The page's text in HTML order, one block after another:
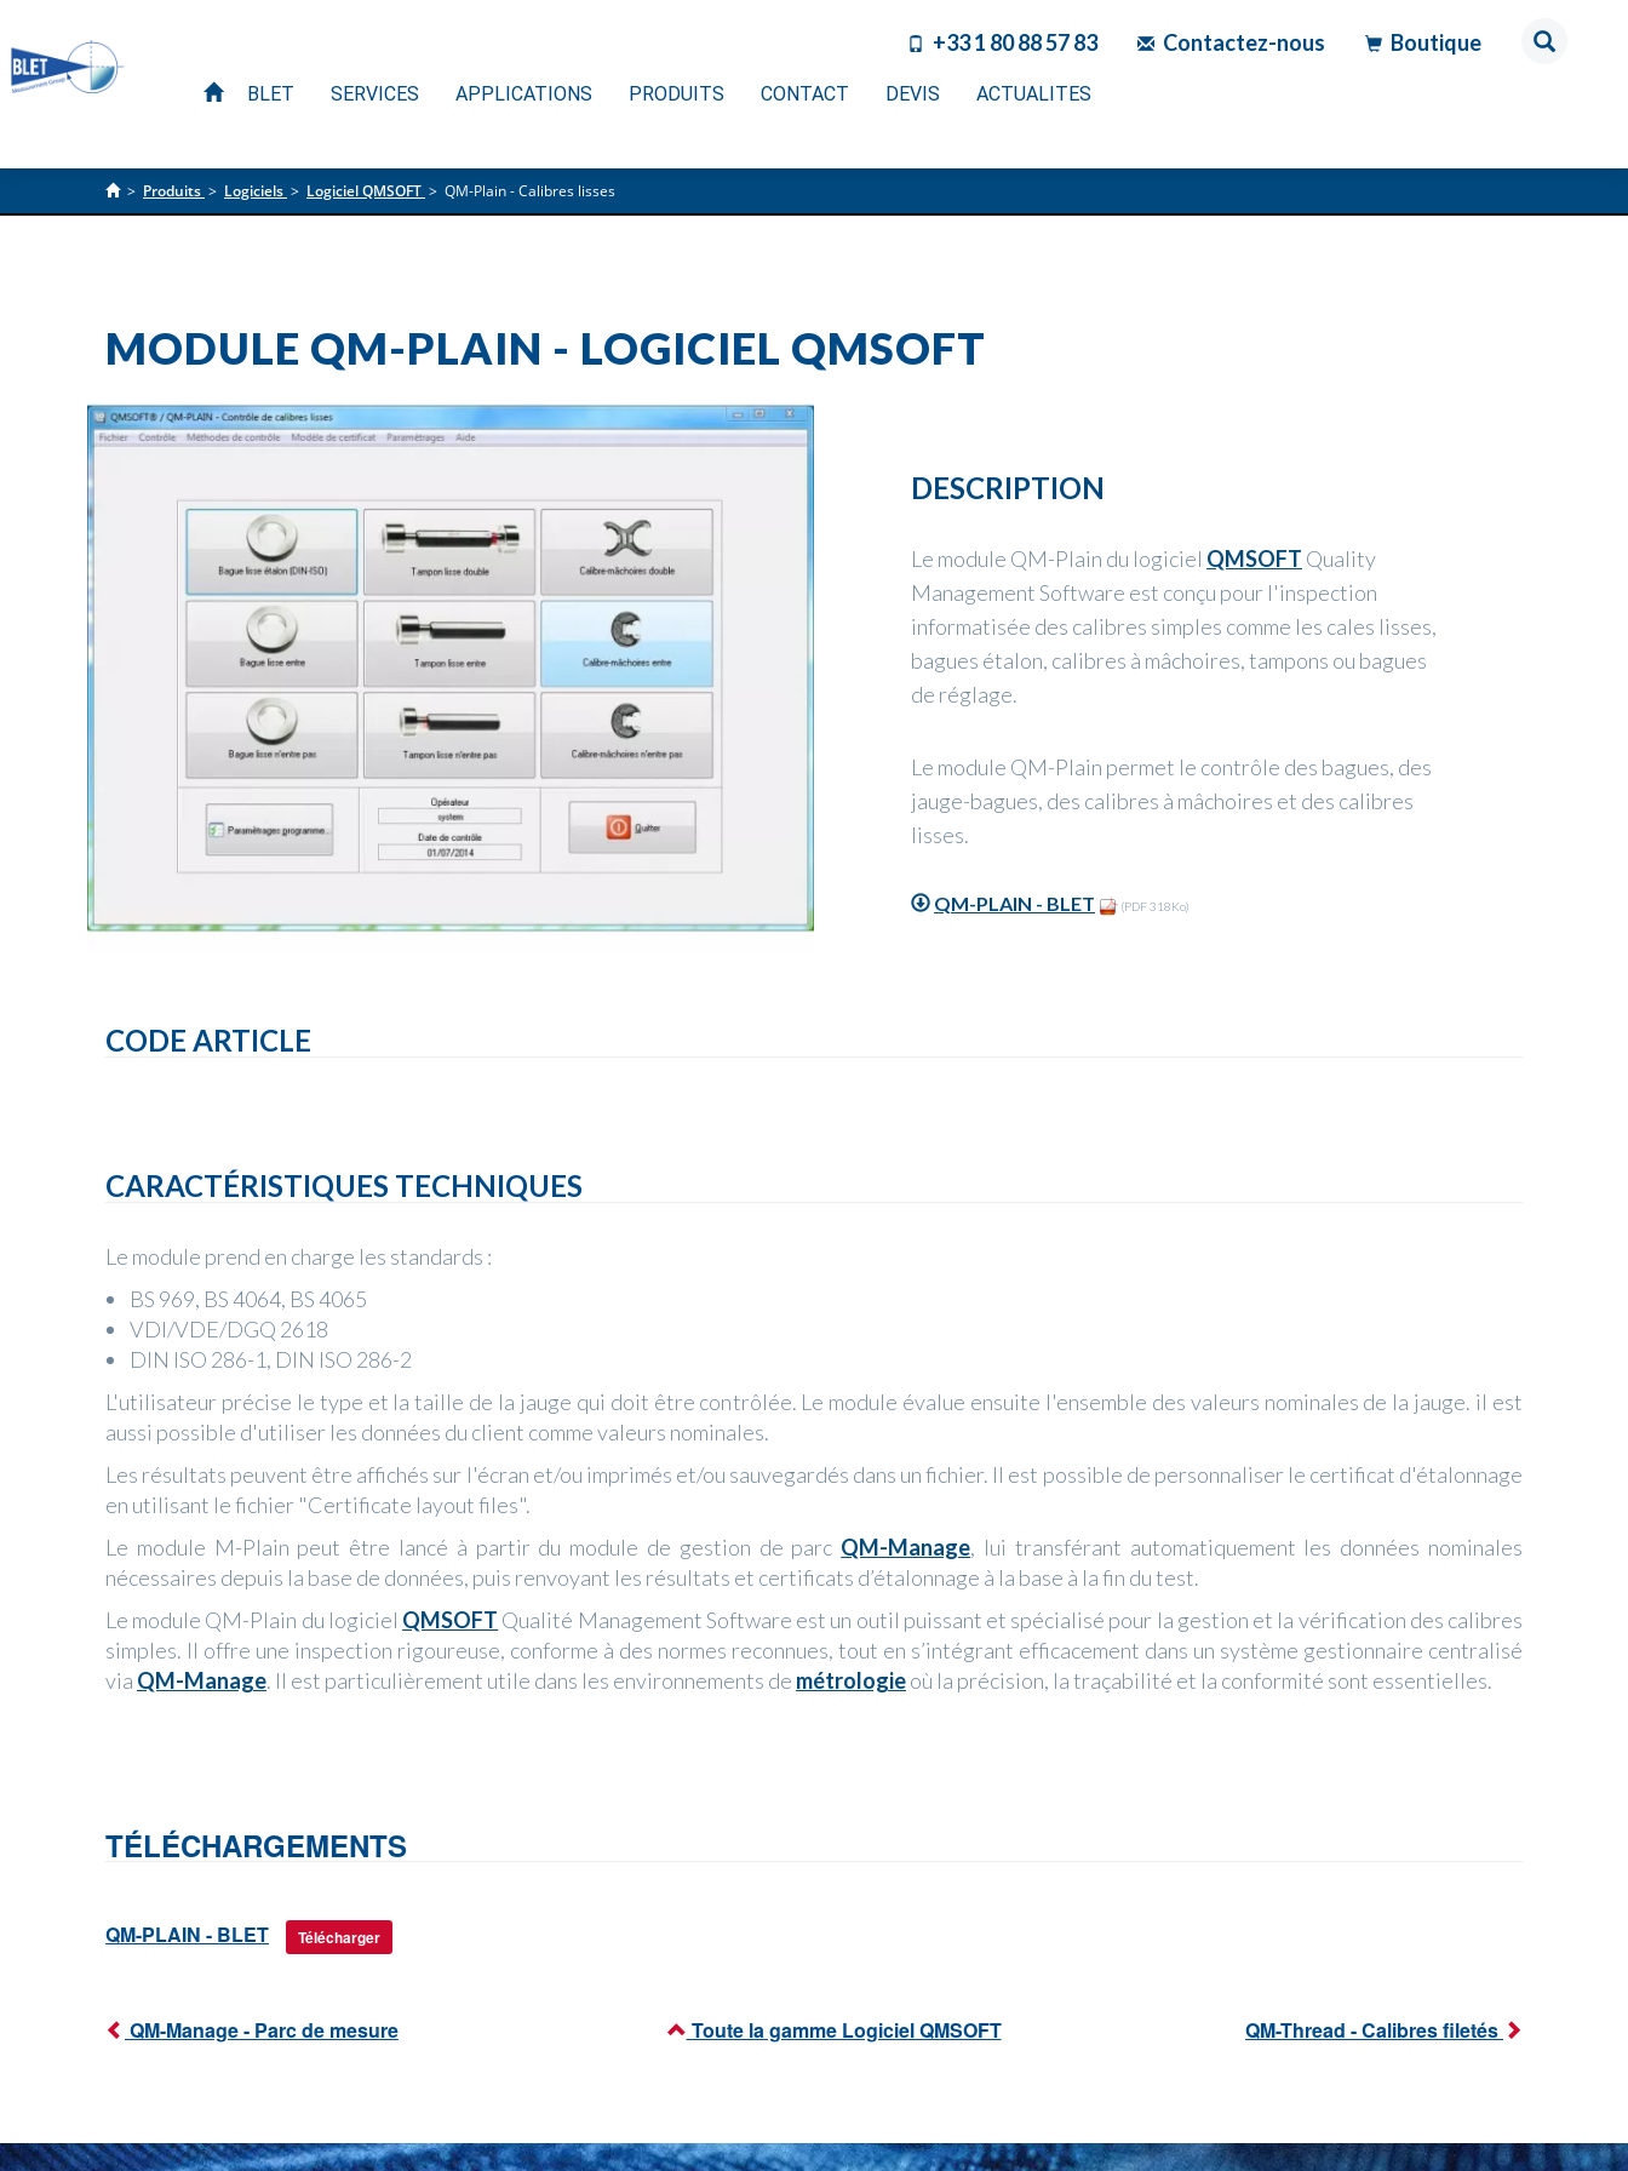
+33 1 80 88 57 83 Contactez-nous Boutique
BLET SERVICES APPLICATIONS PRODUITS CONTACT DEVIS ACTUALITES
> Produits > Logiciels > Logiciel QMSOFT > QM-Plain - Calibres lisses
MODULE QM-PLAIN - LOGICIEL QMSOFT
DESCRIPTION
Le module QM-Plain du logiciel QMSOFT Quality
Management Software est conçu pour l'inspection
informatisée des calibres simples comme les cales lisses,
bagues étalon, calibres à mâchoires, tampons ou bagues
de réglage.
Le module QM-Plain permet le contrôle des bagues, des
jauge-bagues, des calibres à mâchoires et des calibres
lisses.
QM-PLAIN - BLET (PDF 318Ko)
CODE ARTICLE
CARACTÉRISTIQUES TECHNIQUES
Le module prend en charge les standards : ​
BS 969, BS 4064, BS 4065
VDI/VDE/DGQ 2618
DIN ISO 286-1, DIN ISO 286-2
L'utilisateur précise le type et la taille de la jauge qui doit être contrôlée. Le module évalue ensuite l'ensemble des valeurs nominales de la jauge. il est
aussi possible d'utiliser les données du client comme valeurs nominales.
Les résultats peuvent être affichés sur l'écran et/ou imprimés et/ou sauvegardés dans un fichier. Il est possible de personnaliser le certificat d'étalonnage
en utilisant le fichier "Certificate layout files".
Le module M-Plain peut être lancé à partir du module de gestion de parc QM-Manage, lui transférant automatiquement les données nominales
nécessaires depuis la base de données, puis renvoyant les résultats et certificats d’étalonnage à la base à la fin du test.
Le module QM-Plain du logiciel QMSOFT Qualité Management Software est un outil puissant et spécialisé pour la gestion et la vérification des calibres
simples. Il offre une inspection rigoureuse, conforme à des normes reconnues, tout en s’intégrant efficacement dans un système gestionnaire centralisé
via QM-Manage. Il est particulièrement utile dans les environnements de métrologieoù la précision, la traçabilité et la conformité sont essentielles.
TÉLÉCHARGEMENTS
QM-PLAIN - BLET Télécharger
QM-Manage - Parc de mesure Toute la gamme Logiciel QMSOFT QM-Thread - Calibres filetés